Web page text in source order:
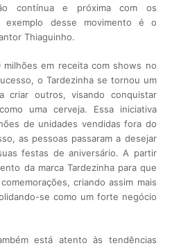
contínua e próxima com os
exemplo desse movimento é o
Thiaguinho.
em receita com shows no
o Tardezinha se tornou um
criar outros, visando conquistar
uma cerveja. Essa iniciativa
de unidades vendidas fora do
as pessoas passaram a desejar
festas de aniversário. A partir
da marca Tardezinha para que
criando assim mais
se como um forte negócio
está atento às tendências